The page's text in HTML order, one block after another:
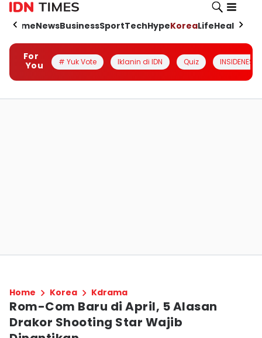
HomeNewsBusinessSportTechHypeKoreaLifeHealth
For
You
# Yuk Vote Iklanin di IDN Quiz INSIDENESIA
Home Korea Kdrama
Rom-Com Baru di April, 5 Alasan
Drakor Shooting Star Wajib